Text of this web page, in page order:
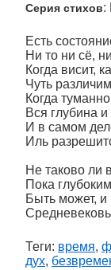
Серия стихов:
Есть
Ни то ни сё,
Когда висит,
Чуть
Когда
Вся глубина
И в самом
Иль
Не таково ли
Пока
Быть может, и
Теги: время,
дух,